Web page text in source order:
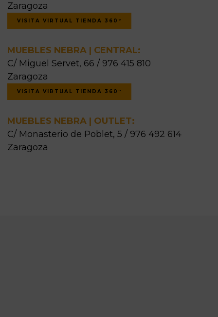
Zaragoza
VISITA VIRTUAL TIENDA 360º
MUEBLES NEBRA | CENTRAL:
C/ Miguel Servet, 66 / 976 415 810
Zaragoza
VISITA VIRTUAL TIENDA 360º
MUEBLES NEBRA | OUTLET:
C/ Monasterio de Poblet, 5 / 976 492 614
Zaragoza